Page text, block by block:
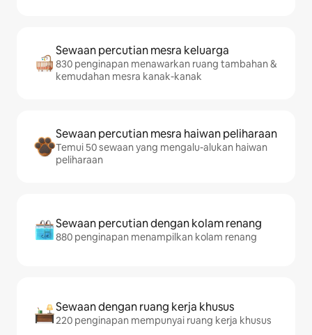
Sewaan percutian mesra keluarga
830 penginapan menawarkan ruang tambahan &
kemudahan mesra kanak-kanak
Sewaan percutian mesra haiwan peliharaan
Temui 50 sewaan yang mengalu-alukan haiwan
peliharaan
Sewaan percutian dengan kolam renang
880 penginapan menampilkan kolam renang
Sewaan dengan ruang kerja khusus
220 penginapan mempunyai ruang kerja khusus